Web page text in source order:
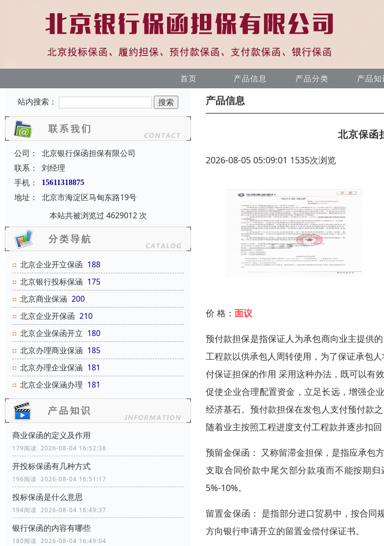
首页 产品信息 产品分类 产品知
站内搜索：
公司：
北京银行保函担保有限公司
联系：
刘经理
手机：
15611318875
地址：
北京市海淀区马甸东路19号
本站共被浏览过 4629012 次
北京企业开立保函 188
北京银行投标保涵 175
北京商业保涵 200
北京企业开保函 210
北京企业保函开立 180
北京办理商业保涵 185
北京办理企业保涵 181
北京企业保涵办理 181
商业保函的定义及作用
179阅读 2026-08-04 16:52:38
开投标保函有几种方式
196阅读 2026-08-04 16:51:17
投标保函是什么意思
194阅读 2026-08-04 16:49:37
银行保函的内容有哪些
180阅读 2026-08-04 16:49:04
产品信息
北京保函
2026-08-05 05:09:01 1535次浏览
价 格： 面议
预付款担保是指保证人为承包商向业主提供
工程款以供承包人周转使用，为了保证承包
付保证担保的作用 采用这种办法，既可以有
促使企业合理配置资金，立足长远，增强企
经济基石。预付款担保在发包人支付预付款
随着业主按照工程进度支付工程款并逐步扣
预留金保函： 又称留滞金担保，是指应承包
支取合同价款中尾欠部分款项而不能按期
5%-10%。
留置金保函： 是指部分进口贸易中，按合同
方向银行申请开立的留置金偿付保证书。